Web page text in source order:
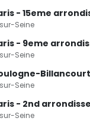
- 15eme
Seine
- 9eme
Seine
Billancourt
Seine
- 2nd
Seine